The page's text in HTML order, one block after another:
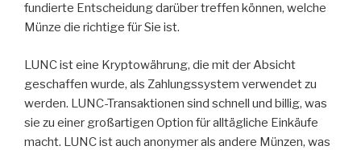
fundierte Entscheidung darüber treffen können, welche
Münze die richtige für Sie ist.
LUNC ist eine Kryptowährung, die mit der Absicht
geschaffen wurde, als Zahlungssystem verwendet zu
werden. LUNC-Transaktionen sind schnell und billig, was
sie zu einer großartigen Option für alltägliche Einkäufe
macht. LUNC ist auch anonymer als andere Münzen, was